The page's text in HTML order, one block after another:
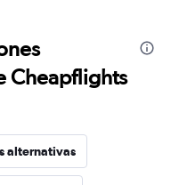
Cheapflights
alternativas